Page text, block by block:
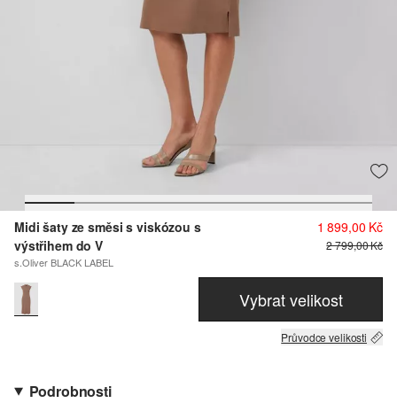
Midi šaty ze směsi s viskózou s
výstřihem do V
s.Oliver BLACK LABEL
1 899,00 Kč
2 799,00 Kč
Vybrat velikost
Průvodce velikosti
Podrobnosti